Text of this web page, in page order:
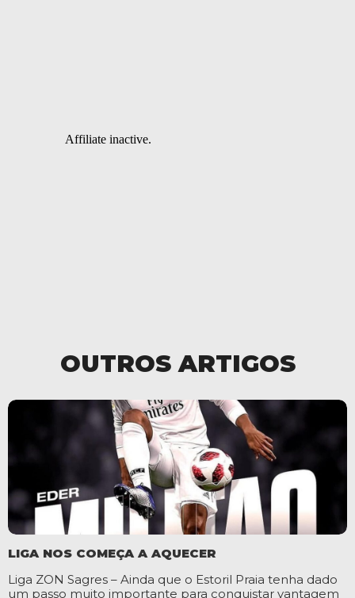
OUTROS ARTIGOS
LIGA NOS COMEÇA A AQUECER
Liga ZON Sagres – Ainda que o Estoril Praia tenha dado
um passo muito importante para conquistar vantagem